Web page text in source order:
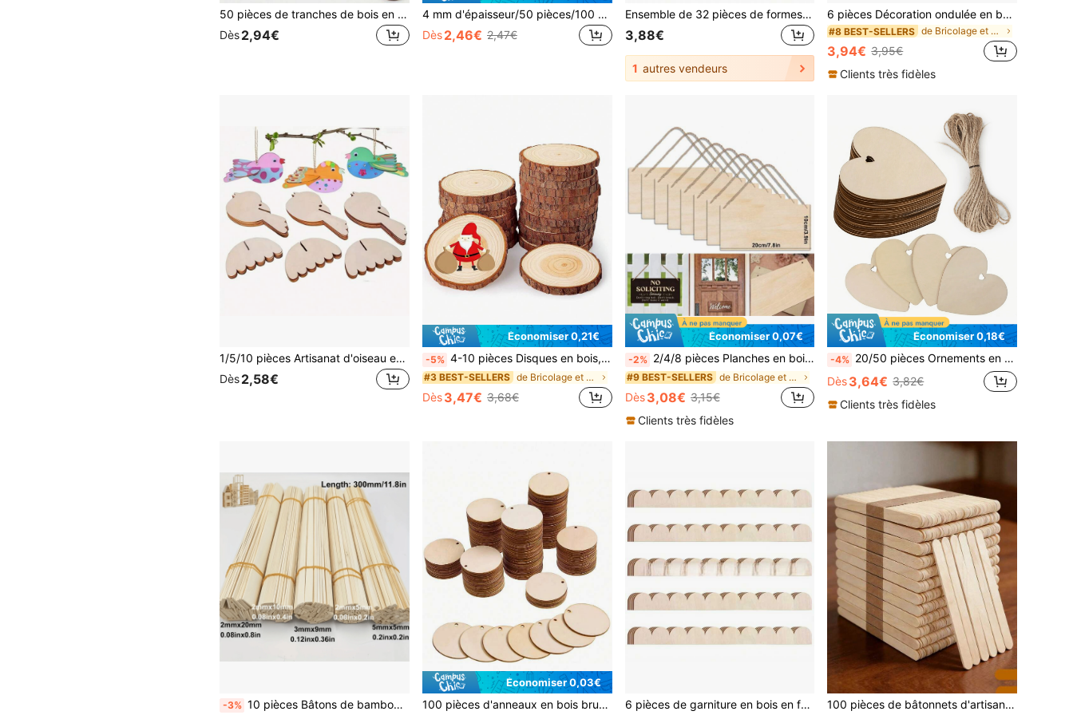
50 pièces de tranches de bois en forme de cœur non polies, ornements artisanaux en bois en forme de cœur à peindre, étiquettes en forme de cœur pour la décoration de la Saint-Valentin, anniversaire, livre d'invités de mariage, sapin de Noël, décoration d'arrière-plan de chambre à coucher
Dès2,94€
4 mm d'épaisseur/50 pièces/100 pièces Tiges de bois brutes, pour l'artisanat et les projets DIY, chevilles de bois préfabriquées, convient pour les accessoires de photographie faits main
Dès2,46€ 2,47€
Ensemble de 32 pièces de formes de crème glacée en bois non finies, convenant pour l'artisanat et la décoration DIY, avec étiquettes-cadeaux - Projet artistique d'été à peindre à la main, convenant pour la maison, les fêtes, les mariages
3,88€
1 autres vendeurs
6 pièces Décoration ondulée en bois - Mur, porte, table, étagère Décoration de maison DIY Peinture Décoration pour remise de diplôme, mariage, fête, vacances
#8 BEST-SELLERS de Bricolage et accessoires en bois Bricolage et a
3,94€ 3,95€
Clients très fidèles
1/5/10 pièces Artisanat d'oiseau en bois DIY, Oiseau en bois 3D, Décoration de Pâques, Pendentif de fête, Décoration intérieure, Accessoires de peinture, Décoration de jardin extérieur, Décoration de jardinage, Tranches d'oiseau en bois, Fournitures d'art pour la salle de classe, Artisanat pour adultes
Dès2,58€
Économiser 0,21€
-5% 4-10 pièces Disques en bois, Grandes tranches de bois rondes, Matériaux d'artisanat DIY peints à la main, Utilisés pour les centres de table, les œuvres d'art, l'artisanat, les projets DIY, les accessoires de peinture, les cadeaux de fête, les décorations de Noël et la décoration de la maison, l'artisanat de Noël, Noël, Choix durable et excellent pour les centres de table, les activités d'artisanat en classe, l'artisanat pour adultes, les décorations de fête, la veille de Noël, les cadeaux de fête, les fournitures de mariage, les fournitures scolaires, la décoration de chambre, la décoration de chambre à coucher, la décoration de jardin extérieur, les jeux de fête, la décoration de jardin
#3 BEST-SELLERS de Bricolage et accessoires en bois Bricolage et a
Dès3,47€ 3,68€
Économiser 0,07€
-2% 2/4/8 pièces Planches en bois de tilleul non finies, taille 20x10cm/7.8*3.9pouces, plaques murales en bois rectangulaires vierges, projet artisanal DIY, avec corde, décoration murale
#9 BEST-SELLERS de Bricolage et accessoires en bois Bricolage et a
Dès 3,08€ 3,15€
Clients très fidèles
Économiser 0,18€
-4% 20/50 pièces Ornements en forme de cœur en bois non fini, de tailles multiples, convenant pour l'artisanat DIY, les décorations de sapin de Noël et les cadeaux de mariage
Dès3,64€ 3,82€
Clients très fidèles
-3% 10 pièces Bâtons de bambou DIY de 30 cm/11,81 pouces
Économiser 0,03€
100 pièces d'anneaux en bois brut avec trous, disques en bois ronds de spécifications multiples de 2,5/5/10/15 cm pour l'artisanat DIY, la peinture et le gribouillage, décorations de Noël 6 pièces de garniture en bois en forme d'éventail, moulure décorative élégante, convient pour le mur, le meuble DIY, la décoration de porte à bord d'éventail , texture lisse, garniture et décoration de plinthe 100 pièces de bâtonnets d'artisanat en bois fait main, bâtonnets de glace en bois naturel, bâtonnets en bambou non traités, bâtonnets d'artisanat DIY, projets d'artisanat, bâtonnets de sucette DIY pour l'art